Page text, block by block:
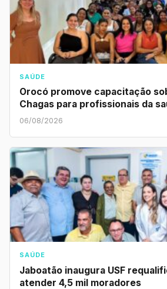
SAÚDE
Orocó promove capacitação
Chagas para profissionais da
06/08/2026
SAÚDE
Jaboatão inaugura USF
atender 4,5 mil moradores